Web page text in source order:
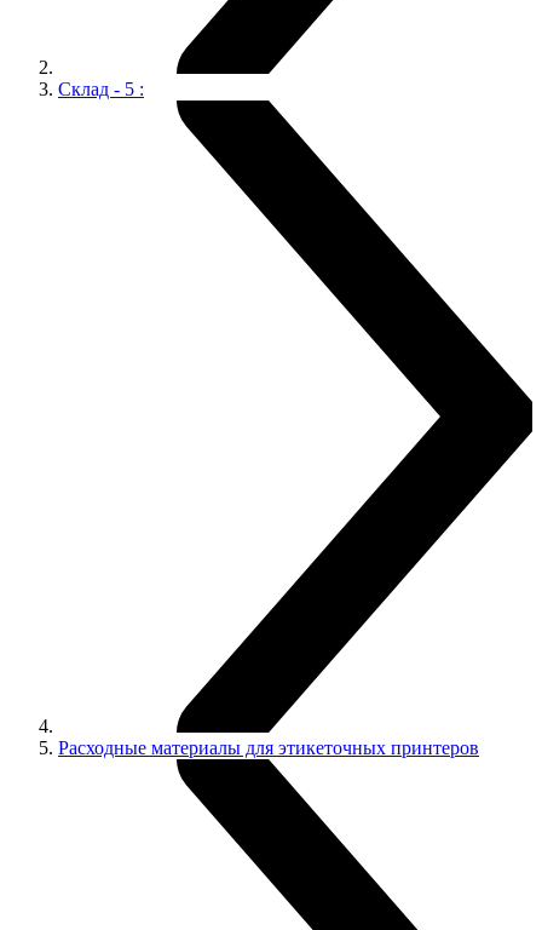
Склад - 5 :
Расходные материалы для этикеточных принтеров